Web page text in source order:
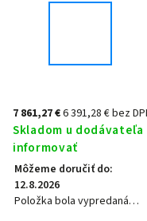
7 861,27 €6 391,28 € bez
Skladom u
informovať
Môžeme doručiť do:
12.8.2026
Položka bola vypredaná…